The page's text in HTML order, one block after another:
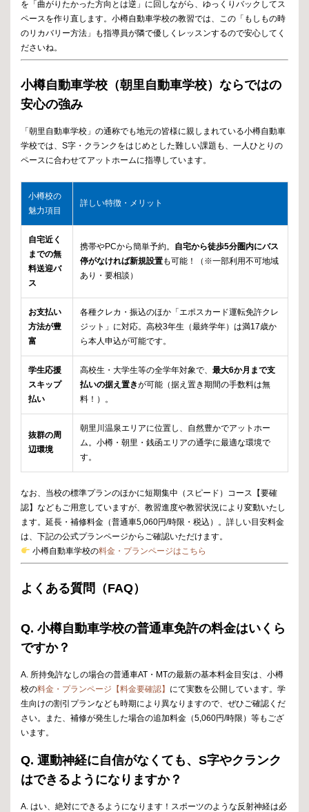
を「曲がりたかった方向とは逆」に回しながら、ゆっくりバックしてス
ペースを作り直します。小樽自動車学校の教習では、この「もしもの時
のリカバリー方法」も指導員が隣で優しくレッスンするので安心してく
ださいね。
小樽自動車学校（朝里自動車学校）ならではの
安心の強み
「朝里自動車学校」の通称でも地元の皆様に親しまれている小樽自動車
学校では、S字・クランクをはじめとした難しい課題も、一人ひとりの
ペースに合わせてアットホームに指導しています。
小樽校の
魅力項目
詳しい特徴・メリット
自宅近く
までの無
料送迎バ
ス
携帯やPCから簡単予約。 自宅から徒歩5分圏内にバス
停がなければ新規設置も可能！（※一部利用不可地域
あり・要相談）
お支払い
方法が豊
富
各種クレカ・振込のほか「エポスカード運転免許クレ
ジット」に対応。高校3年生（最終学年）は満17歳か
ら本人申込が可能です。
学生応援
スキップ
払い
高校生・大学生等の全学年対象で、 最大6か月まで支
払いの据え置きが可能（据え置き期間の手数料は無
料！）。
抜群の周
辺環境
朝里川温泉エリアに位置し、自然豊かでアットホー
ム。小樽・朝里・銭函エリアの通学に最適な環境で
す。
なお、当校の標準プランのほかに短期集中（スピード）コース【要確
認】などもご用意していますが、教習進度や教習状況により変動いたし
ます。延長・補修料金（普通車5,060円/時限・税込）。詳しい目安料金
は、下記の公式プランページからご確認いただけます。
小樽自動車学校の料金・プランページはこちら
よくある質問（FAQ）
Q. 小樽自動車学校の普通車免許の料金はいくら
ですか？
A. 所持免許なしの場合の普通車AT・MTの最新の基本料金目安は、小樽
校の料金・プランページ【料金要確認】 にて実数を公開しています。学
生向けの割引プランなども時期により異なりますので、ぜひご確認くだ
さい。また、補修が発生した場合の追加料金（5,060円/時限）等もござ
います。
Q. 運動神経に自信がなくても、S字やクランク
はできるようになりますか？
A. はい、絶対にできるようになります！スポーツのような反射神経は必